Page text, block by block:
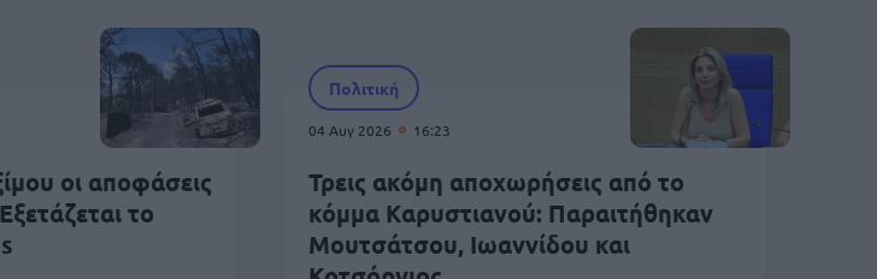
οι αποφάσεις
το
Πολιτική
04 Αυγ 2026 16:23
Τρεις ακόμη αποχωρήσεις από το
κόμμα Καρυστιανού: Παραιτήθηκαν
Μουτσάτσου, Ιωαννίδου και